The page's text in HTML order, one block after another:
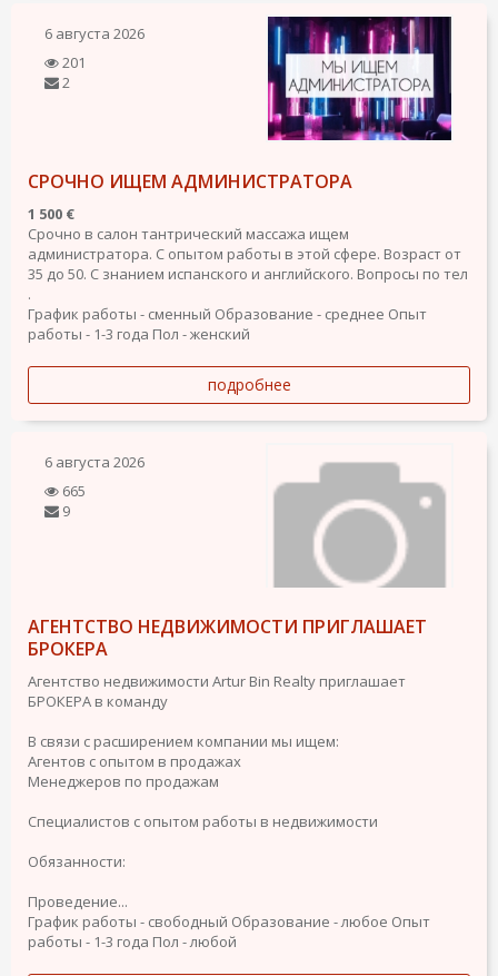
6 августа 2026
201
2
СРОЧНО ИЩЕМ АДМИНИСТРАТОРА
1 500 €
Срочно в салон тантрический массажа ищем
администратора. С опытом работы в этой сфере. Возраст от
35 до 50. С знанием испанского и английского. Вопросы по тел
.
График работы - сменный Образование - среднее Опыт
работы - 1-3 года Пол - женский
подробнее
6 августа 2026
665
9
АГЕНТСТВО НЕДВИЖИМОСТИ ПРИГЛАШАЕТ
БРОКЕРА
Агентство недвижимости Artur Bin Realty приглашает
БРОКЕРА в команду
В связи с расширением компании мы ищем:
Агентов с опытом в продажах
Менеджеров по продажам
Специалистов с опытом работы в недвижимости
Обязанности:
Проведение...
График работы - свободный Образование - любое Опыт
работы - 1-3 года Пол - любой